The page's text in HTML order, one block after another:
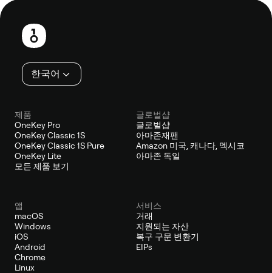
보
한국어
제품
OneKey Pro
OneKey Classic 1S
OneKey Classic 1S Pure
OneKey Lite
모든 제품 보기
글로벌샵
글로벌샵
아마존재팬
Amazon 미국, 캐나다, 멕시코
아마존 독일
앱
macOS
Windows
iOS
Android
Chrome
Linux
서비스
거래
지원되는 자산
복구 구문 변환기
EIPs